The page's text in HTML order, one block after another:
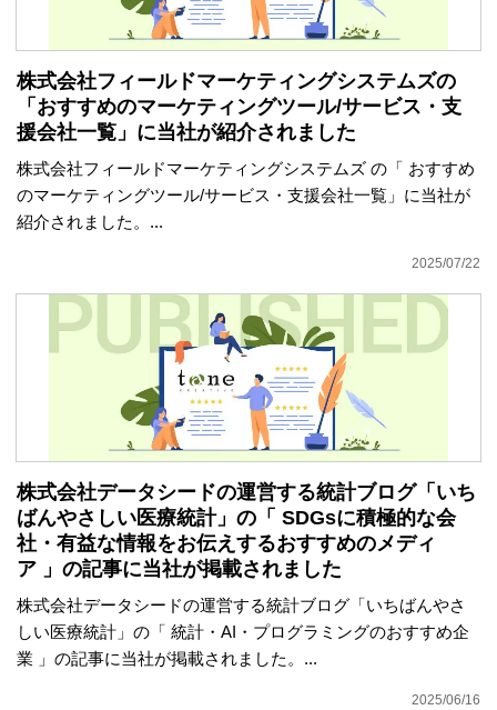
株式会社フィールドマーケティングシステムズの
「おすすめのマーケティングツール/サービス・支
援会社一覧」に当社が紹介されました
株式会社フィールドマーケティングシステムズ の「 おすすめ
のマーケティングツール/サービス・支援会社一覧」に当社が
紹介されました。...
2025/07/22
株式会社データシードの運営する統計ブログ「いち
ばんやさしい医療統計」の「 SDGsに積極的な会
社・有益な情報をお伝えするおすすめのメディ
ア 」の記事に当社が掲載されました
株式会社データシードの運営する統計ブログ「いちばんやさ
しい医療統計」の「 統計・AI・プログラミングのおすすめ企
業 」の記事に当社が掲載されました。...
2025/06/16